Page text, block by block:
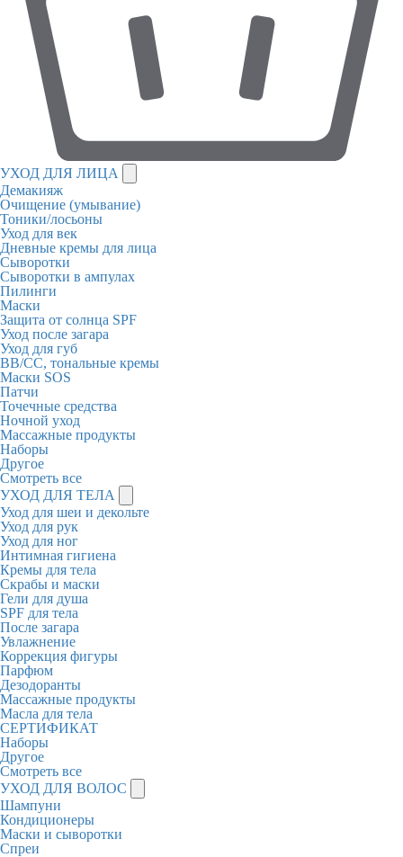
УХОД ДЛЯ ЛИЦА
Демакияж
Очищение (умывание)
Тоники/лосьоны
Уход для век
Дневные кремы для лица
Сыворотки
Сыворотки в ампулах
Пилинги
Маски
Защита от солнца SPF
Уход после загара
Уход для губ
BB/CC, тональные кремы
Маски SOS
Патчи
Точечные средства
Ночной уход
Массажные продукты
Наборы
Другое
Смотреть все
УХОД ДЛЯ ТЕЛА
Уход для шеи и декольте
Уход для рук
Уход для ног
Интимная гигиена
Кремы для тела
Скрабы и маски
Гели для душа
SPF для тела
После загара
Увлажнение
Коррекция фигуры
Парфюм
Дезодоранты
Массажные продукты
Масла для тела
СЕРТИФИКАТ
Наборы
Другое
Смотреть все
УХОД ДЛЯ ВОЛОС
Шампуни
Кондиционеры
Маски и сыворотки
Спреи